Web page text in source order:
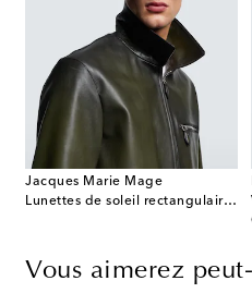
Jacques Marie Mage
Lunettes de soleil rectangulaires Zimmerman
Vous aimerez